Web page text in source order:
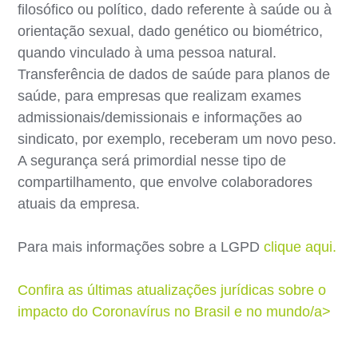
filosófico ou político, dado referente à saúde ou à
orientação sexual, dado genético ou biométrico,
quando vinculado à uma pessoa natural.
Transferência de dados de saúde para planos de
saúde, para empresas que realizam exames
admissionais/demissionais e informações ao
sindicato, por exemplo, receberam um novo peso.
A segurança será primordial nesse tipo de
compartilhamento, que envolve colaboradores
atuais da empresa.
Para mais informações sobre a LGPDclique aqui.
Confira as últimas atualizações jurídicas sobre o
impacto do Coronavírus no Brasil e no mundo/a>